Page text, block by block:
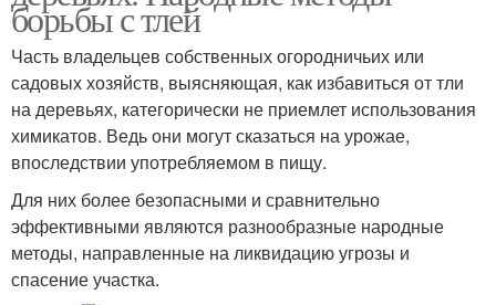
борьбы с тлей
Часть владельцев собственных огородничьих или
садовых хозяйств, выясняющая, как избавиться от тли
на деревьях, категорически не приемлет использования
химикатов. Ведь они могут сказаться на урожае,
впоследствии употребляемом в пищу.
Для них более безопасными и сравнительно
эффективными являются разнообразные народные
методы, направленные на ликвидацию угрозы и
спасение участка.